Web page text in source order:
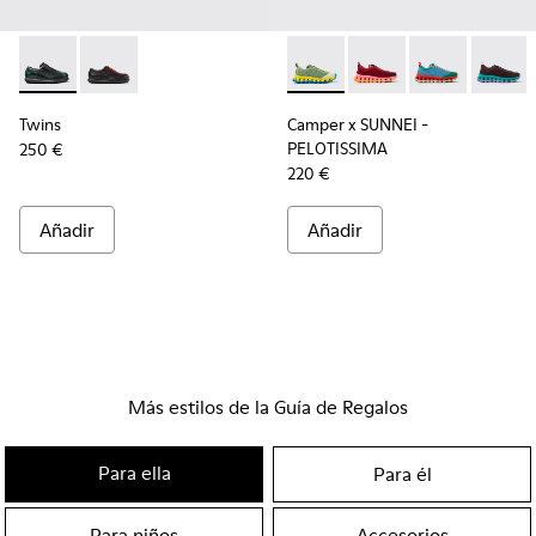
Twins - 27823-026 - Zapatos de piel multicolor para mujer.
Twins - 27823-023
Twins
250 €
Añadir
Camper x SUNNEI -
Camper x SUNNEI -
Camper x
Camper x SUNNEI -
PELOTISSIMA
220 €
Añadir
Más estilos de la Guía de Regalos
Para ella Para él